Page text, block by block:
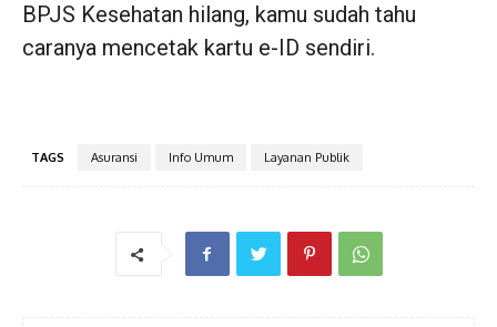
BPJS Kesehatan hilang, kamu sudah tahu
caranya mencetak kartu e-ID sendiri.
TAGS Asuransi Info Umum Layanan Publik